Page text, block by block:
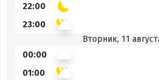
22:00
23:00
Вторник, 11
00:00
01:00